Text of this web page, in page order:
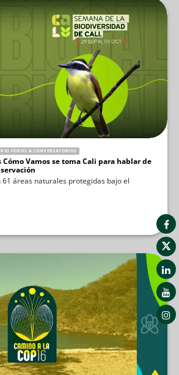
FOROS & CONVERSATORIOS
Cómo Vamos se toma Cali para hablar de
61 áreas naturales protegidas bajo el